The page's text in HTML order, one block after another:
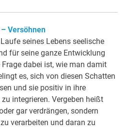
Versöhnen
seines Lebens seelische
für seine ganze Entwicklung
dabei ist, wie man damit
es, sich von diesen Schatten
und sie positiv in ihre
integrieren. Vergeben heißt
gar verdrängen, sondern
verarbeiten und daran zu